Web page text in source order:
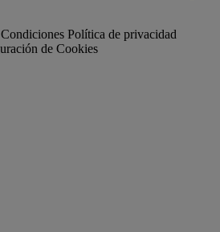
Política de privacidad
de Cookies